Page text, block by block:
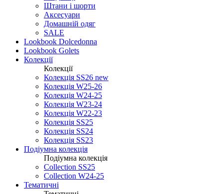
Штани і шорти
Аксесуари
Домашній одяг
SALE
Lookbook Dolcedonna
Lookbook Golets
Колекції
Колекції
Колекція SS26 new
Колекція W25-26
Колекція W24-25
Колекція W23-24
Колекція W22-23
Колекція SS25
Колекція SS24
Колекція SS23
Подіумна колекція
Подіумна колекція
Collection SS25
Collection W24-25
Тематичні